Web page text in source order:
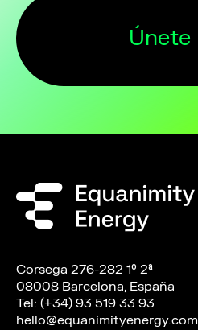
Únete
Corsega 276-282 1º 2ª
08008 Barcelona, España
Tel: (+34) 93 519 33 93
hello@equanimityenergy.com